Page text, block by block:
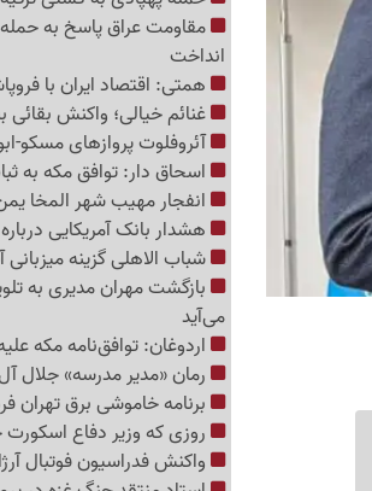
مقاومت عراق پاسخ به حمله
انداخت
همتی: اقتصاد ایران با
غنائم خیالی؛ واکنش
آئروفلوت پروازهای مسکو-
اسحاق دار: توافق مکه به
انفجار مهیب شهر المخا یمن
هشدار بانک آمریکایی
شباب الاهلی گزینه
بازگشت مهران مدیری به
می‌آید
اردوغان: توافق‌نامه مکه
رمان «مدیر مدرسه» جلال
برنامه خاموشی برق تهران فردا 17 مرداد اعلام شد+
روزی که وزیر دفاع اسکورت
واکنش فدراسیون فوتبال